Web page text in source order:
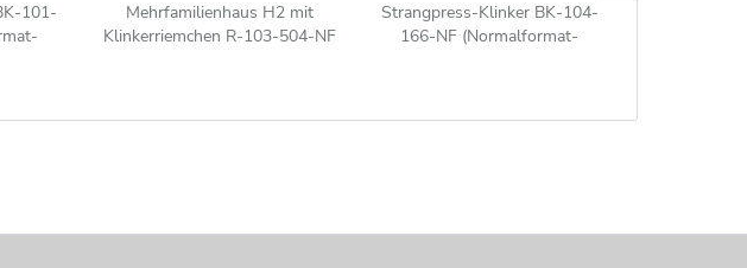
101-
Mehrfamilienhaus H2 mit
Klinkerriemchen R-103-504-NF
Strangpress-Klinker BK-104-
166-NF (Normalformat-